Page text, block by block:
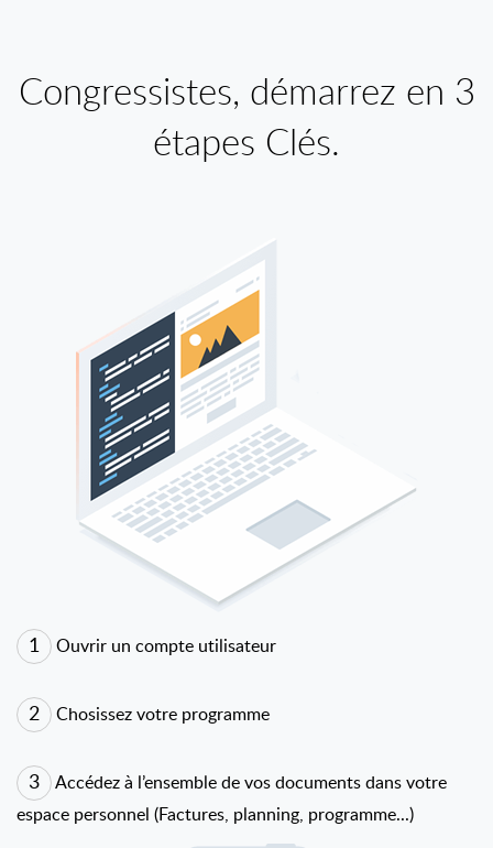
Congressistes, démarrez en 3
étapes Clés.
1 Ouvrir un compte utilisateur
2 Chosissez votre programme
3
Accédez à l’ensemble de vos documents dans votre
espace personnel (Factures, planning, programme...)